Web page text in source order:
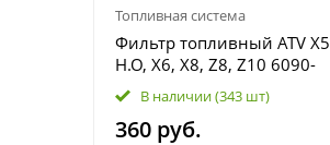
Топливная система
Фильтр топливный ATV X5
H.O, X6, X8, Z8, Z10 6090-
120220 805A-120004
LU083459
В наличии(343 шт)
360 руб.